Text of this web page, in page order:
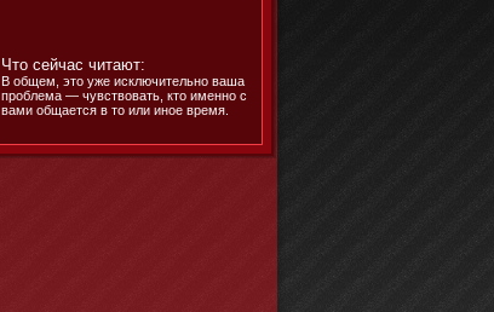
Что сейчас читают:
В общем, это уже исключительно ваша
проблема — чувствовать, кто именно с
вами общается в то или иное время.